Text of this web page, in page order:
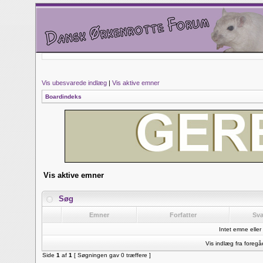
Vis ubesvarede indlæg | Vis aktive emner
Boardindeks
Vis aktive emner
Søg
Emner Forfatter
Intet emne
Vis indlæg fra
Side 1 af 1 [ Søgningen gav 0 træffere ]